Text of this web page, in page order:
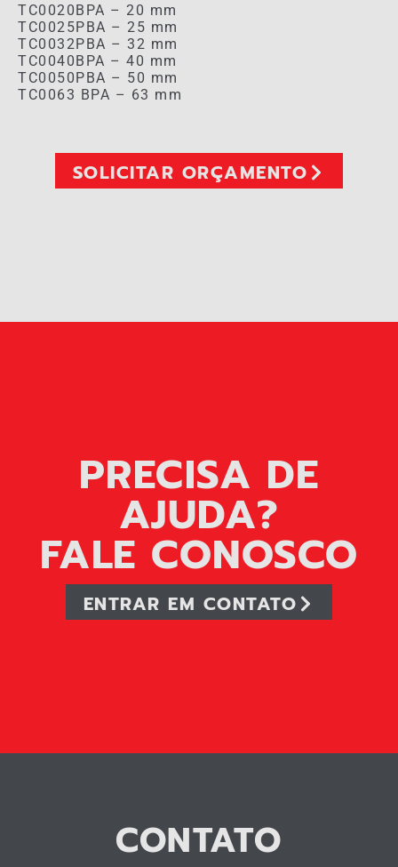
TC0020BPA – 20 mm
TC0025PBA – 25 mm
TC0032PBA – 32 mm
TC0040BPA – 40 mm
TC0050PBA – 50 mm
TC0063 BPA – 63 mm
SOLICITAR ORÇAMENTO
PRECISA DE
AJUDA?
FALE CONOSCO
ENTRAR EM CONTATO
CONTATO